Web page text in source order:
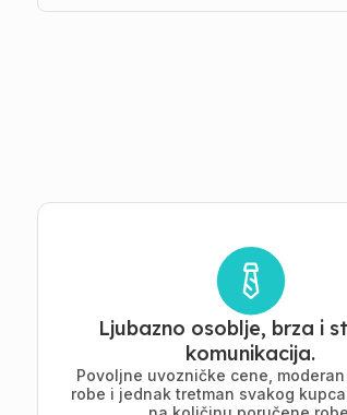
Ljubazno osoblje, brza i
komunikacija.
Povoljne uvozničke cene,
robe i jednak tretman svakog